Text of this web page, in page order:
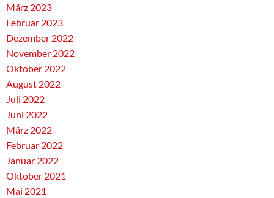
März 2023
Februar 2023
Dezember 2022
November 2022
Oktober 2022
August 2022
Juli 2022
Juni 2022
März 2022
Februar 2022
Januar 2022
Oktober 2021
Mai 2021